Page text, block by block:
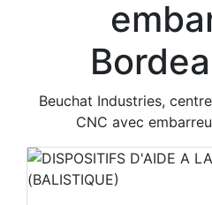
Beuchat Industries,
CNC avec